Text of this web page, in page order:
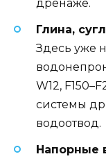
дренаже.
Глина,
Здесь уже
W12,
системы
водоотвод.
Напорные